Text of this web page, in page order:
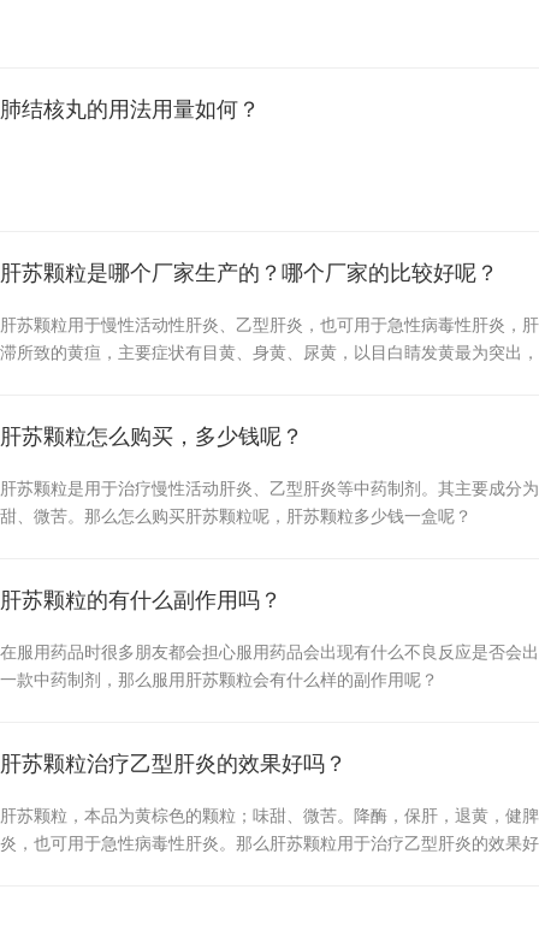
肺结核丸的用法用量如何？
肝苏颗粒是哪个厂家生产的？哪个厂家的比较好呢？
肝苏颗粒用于慢性活动性肝炎、乙型肝炎，也可用于急性病毒性肝炎，
滞所致的黄疸，主要症状有目黄、身黄、尿黄，以目白睛发黄最为突出
肝苏颗粒怎么购买，多少钱呢？
肝苏颗粒是用于治疗慢性活动肝炎、乙型肝炎等中药制剂。其主要成分
甜、微苦。那么怎么购买肝苏颗粒呢，肝苏颗粒多少钱一盒呢？
肝苏颗粒的有什么副作用吗？
在服用药品时很多朋友都会担心服用药品会出现有什么不良反应是否会
一款中药制剂，那么服用肝苏颗粒会有什么样的副作用呢？
肝苏颗粒治疗乙型肝炎的效果好吗？
肝苏颗粒，本品为黄棕色的颗粒；味甜、微苦。降酶，保肝，退黄，健
炎，也可用于急性病毒性肝炎。那么肝苏颗粒用于治疗乙型肝炎的效果